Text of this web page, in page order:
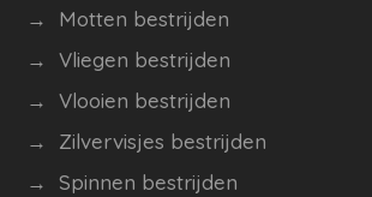
→ Motten bestrijden
→ Vliegen bestrijden
→ Vlooien bestrijden
→ Zilvervisjes bestrijden
→ Spinnen bestrijden